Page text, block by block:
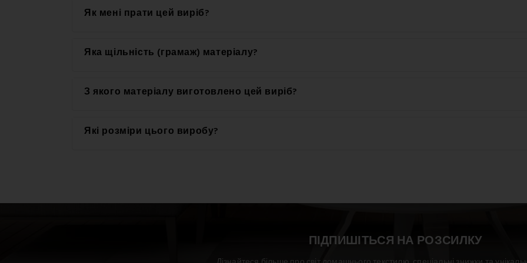
Це справжній виріб бренду EMI.
Як мені прати цей виріб?
Для досягнення найкращих результатів рекомендується прати цей виріб при 40 °C.
Яка щільність (грамаж) матеріалу?
Щільність матеріалу, використаного для цього виробу, становить 140 g/m2.
З якого матеріалу виготовлено цей виріб?
Цей виріб виготовлений з високоякісного матеріалу: 100% бавовна.
Які розміри цього виробу?
ПІДПИШІТЬСЯ НА РОЗСИЛКУ